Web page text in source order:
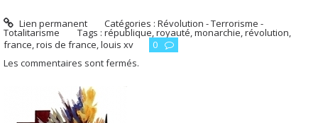
Lien permanent Catégories :Révolution - Terrorisme -
Totalitarisme Tags : république,royauté,monarchie,révolution,
france,rois de france,louis xv
0
Les commentaires sont fermés.